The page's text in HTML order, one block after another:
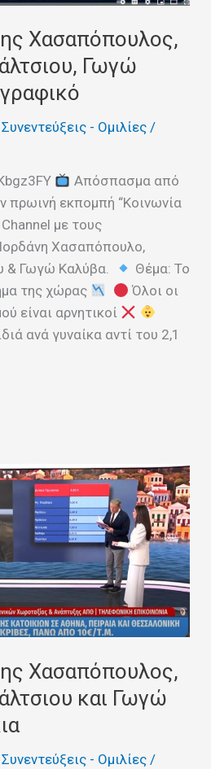
Χασαπόπουλος,
Γωγώ
Συνεντεύξεις - Ομιλίες /
Απόσπασμα από
πρωινή εκπομπή “Κοινωνία
με τους
Ιορδάνη Χασαπόπουλο,
& Γωγώ Καλύβα.
Θέμα: Το
της χώρας
Όλοι οι
είναι αρνητικοί
ανά γυναίκα αντί του 2,1
Χασαπόπουλος,
και Γωγώ
Συνεντεύξεις - Ομιλίες /